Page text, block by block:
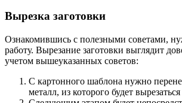
Вырезка заготовки
Ознакомившись с полезными советами,
работу. Вырезание заготовки выглядит
учетом вышеуказанных советов:
С картонного шаблона нужно
металл, из которого будет